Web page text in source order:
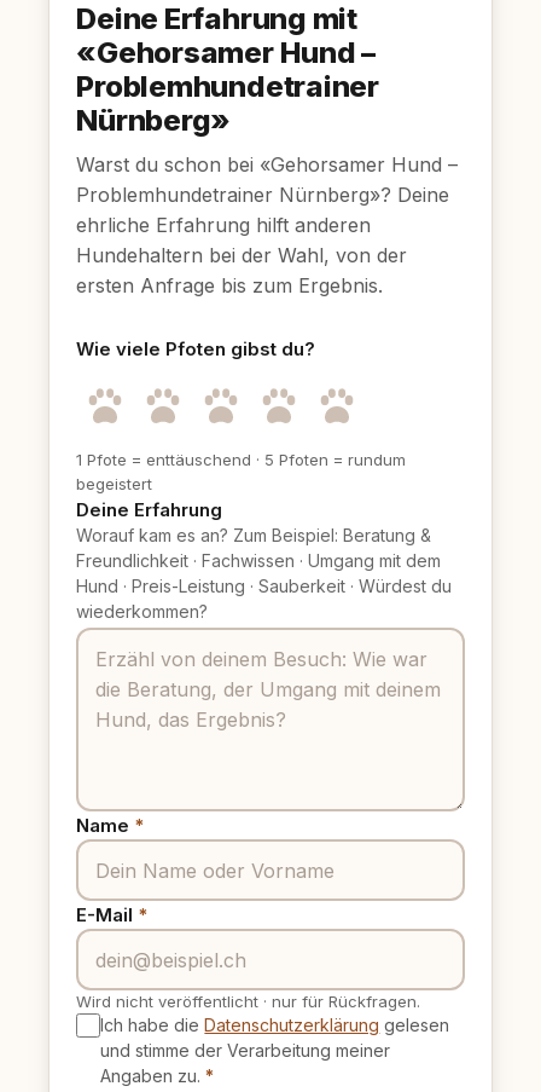
Deine Erfahrung mit
«Gehorsamer Hund –
Problemhundetrainer
Nürnberg»
Warst du schon bei «Gehorsamer Hund –
Problemhundetrainer Nürnberg»? Deine
ehrliche Erfahrung hilft anderen
Hundehaltern bei der Wahl, von der
ersten Anfrage bis zum Ergebnis.
Wie viele Pfoten gibst du?
1 Pfote = enttäuschend · 5 Pfoten = rundum
begeistert
Deine Erfahrung
Worauf kam es an? Zum Beispiel: Beratung &
Freundlichkeit · Fachwissen · Umgang mit dem
Hund · Preis-Leistung · Sauberkeit · Würdest du
wiederkommen?
Name *
E-Mail *
Wird nicht veröffentlicht · nur für Rückfragen.
Ich habe dieDatenschutzerklärung gelesen
und stimme der Verarbeitung meiner
Angaben zu. *